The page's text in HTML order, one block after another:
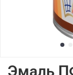
Эмаль